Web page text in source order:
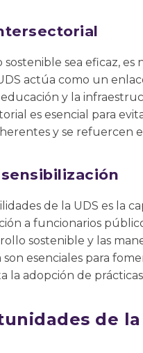
sostenible sea eficaz,
actúa como un
y la
es esencial para
y se refuercen
de la UDS es la
a funcionarios
sostenible y las
son esenciales para
la adopción de
de